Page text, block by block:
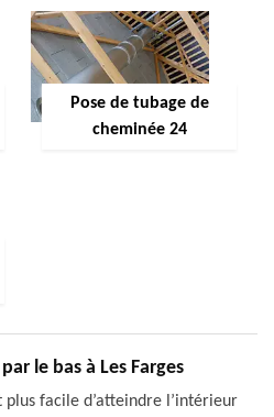
Pose de tubage de
cheminée 24
le bas à Les Farges
plus facile d’atteindre l’intérieur